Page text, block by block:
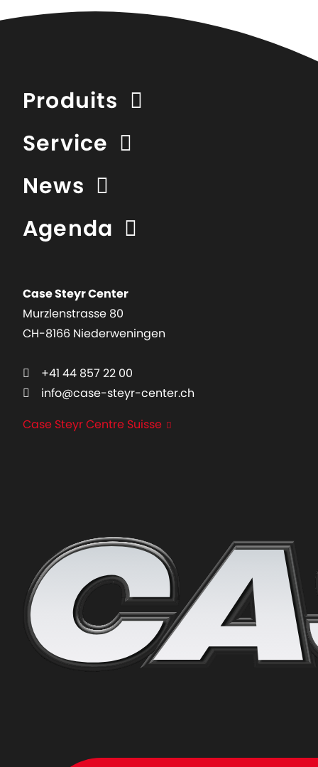
Produits
Service
News
Agenda
Case Steyr Center
Murzlenstrasse 80
CH-8166 Niederweningen
+41 44 857 22 00
info@case-steyr-center.ch
Case Steyr Centre Suisse